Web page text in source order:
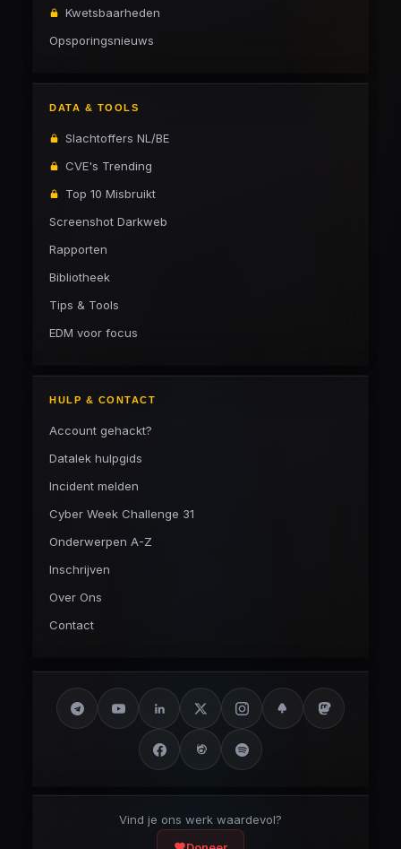
Kwetsbaarheden
Opsporingsnieuws
DATA & TOOLS
Slachtoffers NL/BE
CVE's Trending
Top 10 Misbruikt
Screenshot Darkweb
Rapporten
Bibliotheek
Tips & Tools
EDM voor focus
HULP & CONTACT
Account gehackt?
Datalek hulpgids
Incident melden
Cyber Week Challenge 31
Onderwerpen A-Z
Inschrijven
Over Ons
Contact
Vind je ons werk waardevol?